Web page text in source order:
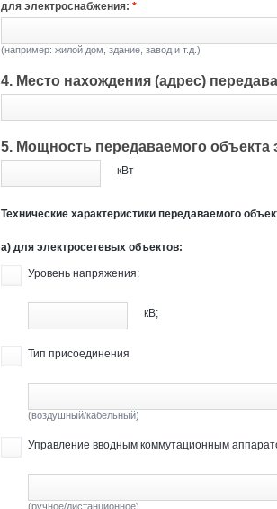
для электроснабжения: *
(например: жилой дом, здание, завод и т.д.)
4. Место нахождения (адрес)
5. Мощность передаваемого объекта
кВт
Технические характеристики передаваемого
а) для электросетевых объектов:
Уровень напряжения:
кВ;
Тип присоединения
(воздушный/кабельный)
Управление вводным коммутационным
(ручное/дистанционное)